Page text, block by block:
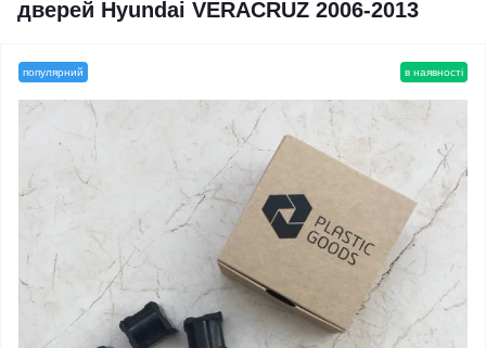
дверей Hyundai VERACRUZ 2006-2013
популярний в наявності